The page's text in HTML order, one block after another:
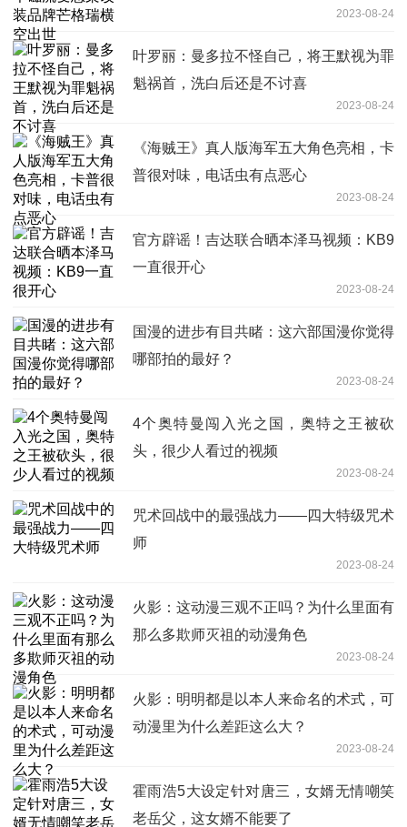
2023-08-24
叶罗丽：曼多拉不怪自己，将王默视为罪
魁祸首，洗白后还是不讨喜
2023-08-24
《海贼王》真人版海军五大角色亮相，卡
普很对味，电话虫有点恶心
2023-08-24
官方辟谣！吉达联合晒本泽马视频：KB9
一直很开心
2023-08-24
国漫的进步有目共睹：这六部国漫你觉得
哪部拍的最好？
2023-08-24
4个奥特曼闯入光之国，奥特之王被砍
头，很少人看过的视频
2023-08-24
咒术回战中的最强战力——四大特级咒术
师
2023-08-24
火影：这动漫三观不正吗？为什么里面有
那么多欺师灭祖的动漫角色
2023-08-24
火影：明明都是以本人来命名的术式，可
动漫里为什么差距这么大？
2023-08-24
霍雨浩5大设定针对唐三，女婿无情嘲笑
老岳父，这女婿不能要了